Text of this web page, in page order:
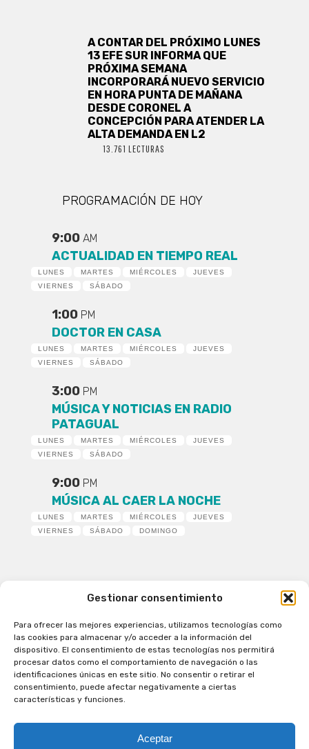
Gestionar consentimiento
Para ofrecer las mejores experiencias, utilizamos tecnologías como
las cookies para almacenar y/o acceder a la información del
dispositivo. El consentimiento de estas tecnologías nos permitirá
procesar datos como el comportamiento de navegación o las
identificaciones únicas en este sitio. No consentir o retirar el
consentimiento, puede afectar negativamente a ciertas
características y funciones.
Aceptar
A CONTAR DEL PRÓXIMO LUNES
13 EFE SUR INFORMA QUE
PRÓXIMA SEMANA
INCORPORARÁ NUEVO SERVICIO
EN HORA PUNTA DE MAÑANA
DESDE CORONEL A
CONCEPCIÓN PARA ATENDER LA
ALTA DEMANDA EN L2
13.761 LECTURAS
PROGRAMACIÓN DE HOY
9:00 AM
ACTUALIDAD EN TIEMPO REAL
LUNES MARTES MIÉRCOLES
JUEVES
VIERNES
SÁBADO
1:00 PM
DOCTOR EN CASA
LUNES MARTES MIÉRCOLES
JUEVES
VIERNES
SÁBADO
3:00 PM
MÚSICA Y NOTICIAS EN RADIO
PATAGUAL
LUNES MARTES MIÉRCOLES
JUEVES
VIERNES
SÁBADO
9:00 PM
MÚSICA AL CAER LA NOCHE
LUNES MARTES MIÉRCOLES
JUEVES
VIERNES
SÁBADO DOMINGO
Patagual Radio Digital 2026 - Todos los derechos
reservados
la Radio de Verdad
Cobertura
Programación